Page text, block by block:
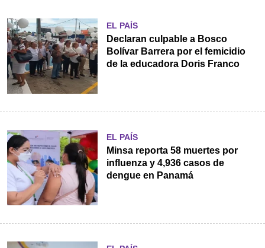
EL PAÍS
Declaran culpable a Bosco
Bolívar Barrera por el femicidio
de la educadora Doris Franco
EL PAÍS
Minsa reporta 58 muertes por
influenza y 4,936 casos de
dengue en Panamá